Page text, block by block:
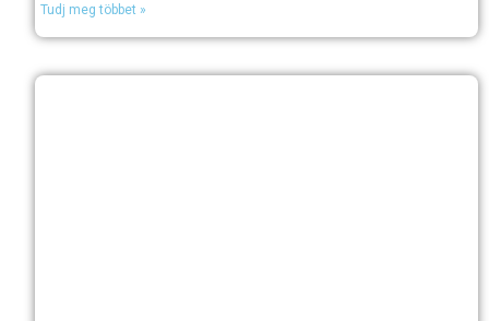
Tudj meg többet »